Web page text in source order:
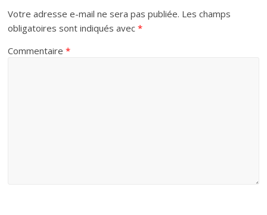
Votre adresse e-mail ne sera pas publiée. Les champs
obligatoires sont indiqués avec*
Commentaire*